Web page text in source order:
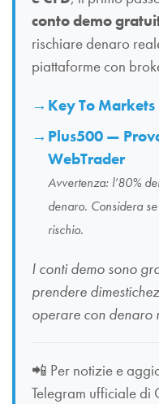
conto demo
rischiare denaro
piattaforme con
Key To
Plus500 —
WebTrader
Avvertenza: l’80%
denaro. Considera
rischio.
I conti demo sono
prendere
operare con denaro
📲 Per notizie e
Telegram ufficiale di